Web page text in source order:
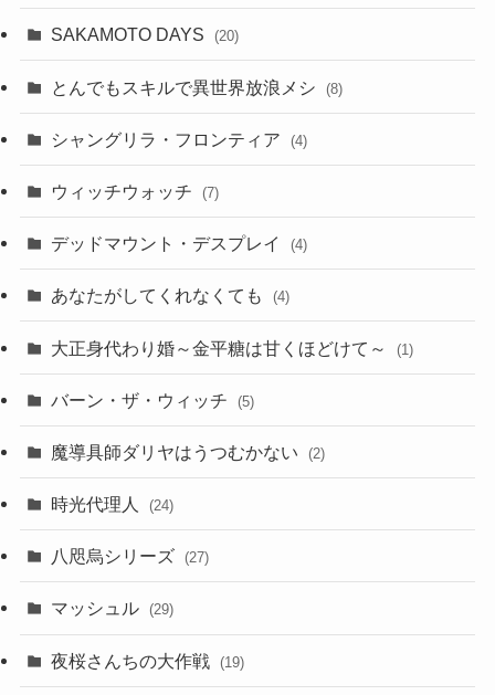
SAKAMOTO DAYS (20)
とんでもスキルで異世界放浪メシ (8)
シャングリラ・フロンティア (4)
ウィッチウォッチ (7)
デッドマウント・デスプレイ (4)
あなたがしてくれなくても (4)
大正身代わり婚～金平糖は甘くほどけて～ (1)
バーン・ザ・ウィッチ (5)
魔導具師ダリヤはうつむかない (2)
時光代理人 (24)
八咫烏シリーズ (27)
マッシュル (29)
夜桜さんちの大作戦 (19)